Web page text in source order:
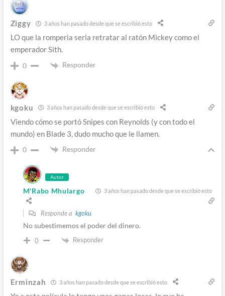
Ziggy 3 años han pasado desde que se escribió esto
LO que la romperia seria retratar al ratón Mickey como el
emperador Sith.
0 Responder
kgoku 3 años han pasado desde que se escribió esto
Viendo cómo se portó Snipes con Reynolds (y con todo el
mundo) en Blade 3, dudo mucho que le llamen.
0 Responder
Autor
M'Rabo Mhulargo 3 años han pasado desde que se escribió esto
Responde a kgoku
No subestimemos el poder del dinero.
0 Responder
Erminzah 3 años han pasado desde que se escribió esto